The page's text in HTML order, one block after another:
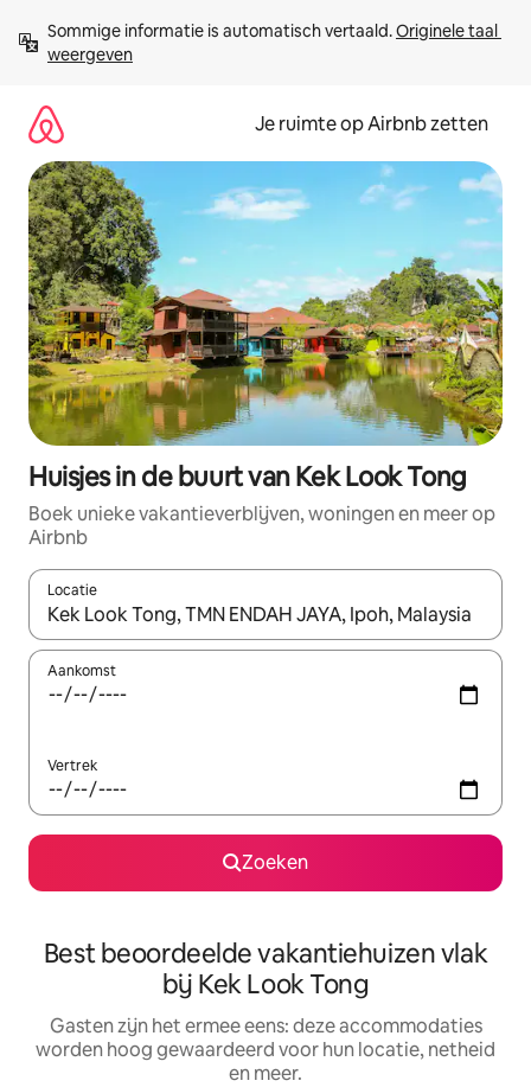
direct
naar
Sommige informatie is automatisch vertaald. Originele taal
weergeven
Je ruimte op Airbnb zetten
Huisjes in de buurt van Kek Look Tong
Boek unieke vakantieverblijven, woningen en meer op
Airbnb
Locatie
Wanneer er suggesties beschikbaar zijn, maak je een keuze
Aankomst
Vertrek
Zoeken
Best beoordeelde vakantiehuizen vlak
bij Kek Look Tong
Gasten zijn het ermee eens: deze accommodaties
worden hoog gewaardeerd voor hun locatie, netheid
en meer.